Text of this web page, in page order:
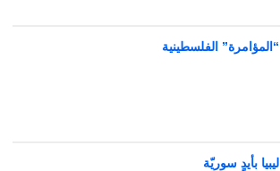
“المؤامرة” الفلسطينية
ليبيا بأيدٍ سوريّة